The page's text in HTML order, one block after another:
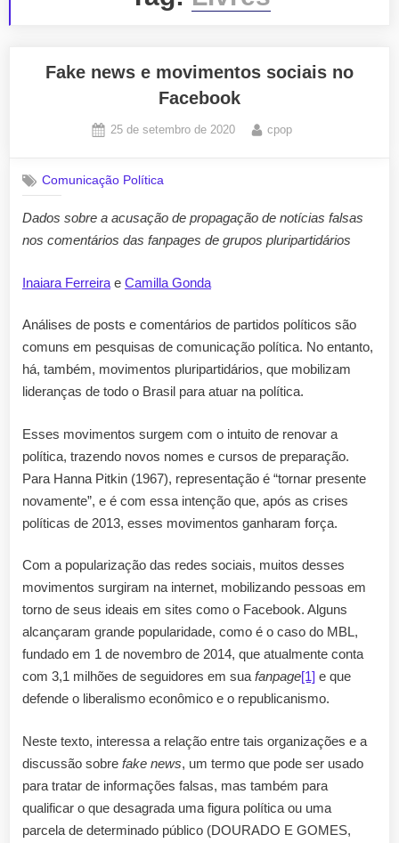
Fake news e movimentos sociais no
Facebook
Posted
25 de setembro de 2020 By
cpop
Comunicação Política
Dados sobre a acusação de propagação de notícias falsas
nos comentários das fanpages de grupos pluripartidários
Inaiara Ferreira e Camilla Gonda
Análises de posts e comentários de partidos políticos são
comuns em pesquisas de comunicação política. No entanto,
há, também, movimentos pluripartidários, que mobilizam
lideranças de todo o Brasil para atuar na política.
Esses movimentos surgem com o intuito de renovar a
política, trazendo novos nomes e cursos de preparação.
Para Hanna Pitkin (1967), representação é “tornar presente
novamente”, e é com essa intenção que, após as crises
políticas de 2013, esses movimentos ganharam força.
Com a popularização das redes sociais, muitos desses
movimentos surgiram na internet, mobilizando pessoas em
torno de seus ideais em sites como o Facebook. Alguns
alcançaram grande popularidade, como é o caso do MBL,
fundado em 1 de novembro de 2014, que atualmente conta
com 3,1 milhões de seguidores em sua fanpage[1] e que
defende o liberalismo econômico e o republicanismo.
Neste texto, interessa a relação entre tais organizações e a
discussão sobre fake news, um termo que pode ser usado
para tratar de informações falsas, mas também para
qualificar o que desagrada uma figura política ou uma
parcela de determinado público (DOURADO E GOMES,